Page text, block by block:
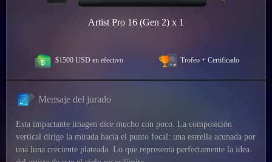
Artist Pro 16 (Gen 2) x 1
$1500 USD en efectivo Trofeo + Certificado
Mensaje del jurado
Esta impactante imagen dice mucho con poco. La composición
vertical dirige la mirada hacia el punto focal: una estrella acunada por
una luna creciente plateada. Lo que representa perfectamente la idea